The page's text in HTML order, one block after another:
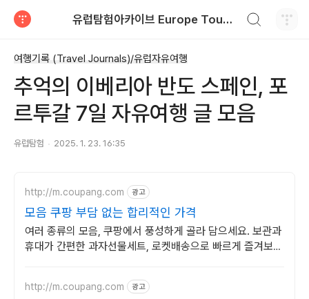
유럽탐험아카이브 Europe Tour Information
여행기록 (Travel Journals)/유럽자유여행
추억의 이베리아 반도 스페인, 포
르투갈 7일 자유여행 글 모음
유럽탐험 2025. 1. 23. 16:35
http://m.coupang.com 광고
모음 쿠팡 부담 없는 합리적인 가격
여러 종류의 모음, 쿠팡에서 풍성하게 골라 담으세요. 보관과
휴대가 간편한 과자선물세트, 로켓배송으로 빠르게 즐겨보세
http://m.coupang.com 광고